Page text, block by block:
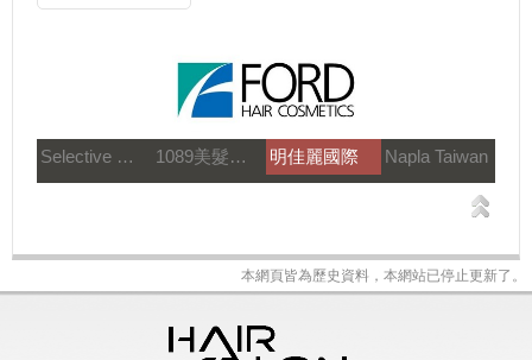
Selective 雪樂媞 1089美髮教育團隊 明佳麗國際 Napla Taiwan
本網頁皆為歷史資料，本網站已停止更新了。